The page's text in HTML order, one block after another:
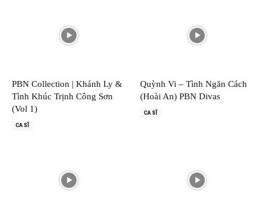
PBN Collection | Khánh Ly &
Tình Khúc Trịnh Công Sơn
(Vol 1)
CA SĨ
Quỳnh Vi – Tình Ngăn Cách
(Hoài An) PBN Divas
CA SĨ